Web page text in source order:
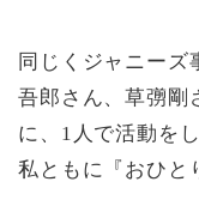
同じくジャニーズ
吾郎さん、草彅剛
に、1人で活動を
私ともに『おひと